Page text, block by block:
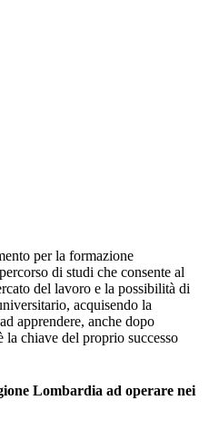
per la formazione
di studi che consente al
del lavoro e la possibilità di
acquisendo la
apprendere, anche dopo
la chiave del proprio successo
Lombardia ad operare nei